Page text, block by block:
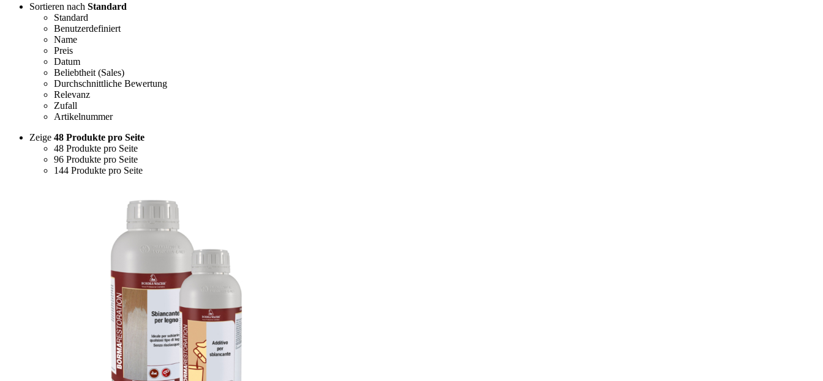
Sortieren nach Standard
Standard
Benutzerdefiniert
Name
Preis
Datum
Beliebtheit (Sales)
Durchschnittliche Bewertung
Relevanz
Zufall
Artikelnummer
Zeige 48 Produkte pro Seite
48 Produkte pro Seite
96 Produkte pro Seite
144 Produkte pro Seite